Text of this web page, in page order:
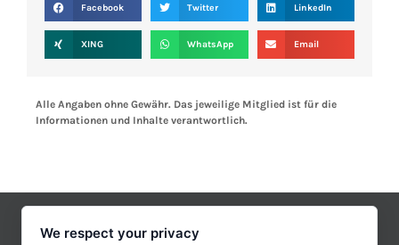
Facebook Twitter LinkedIn
XING WhatsApp Email
Alle Angaben ohne Gewähr. Das jeweilige Mitglied ist für die
Informationen und Inhalte verantwortlich.
We respect your privacy